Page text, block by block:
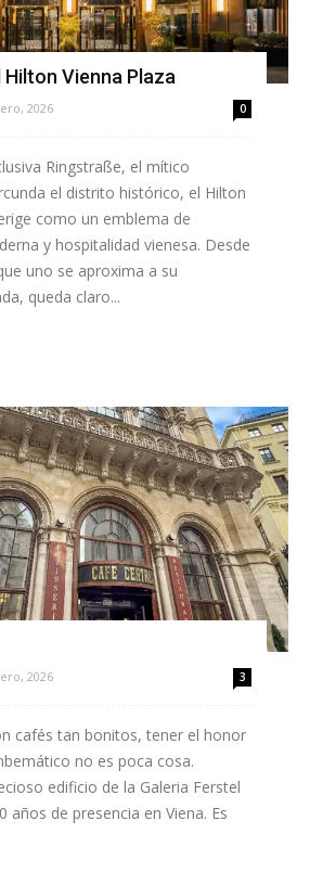
Vienna Plaza
2026 0
Ringstraße, el mítico
el distrito histórico, el Hilton
como un emblema de
y hospitalidad vienesa. Desde
uno se aproxima a su
queda claro...
2026 3
cafés tan bonitos, tener el honor
no es poca cosa.
edificio de la Galeria Ferstel
años de presencia en Viena. Es